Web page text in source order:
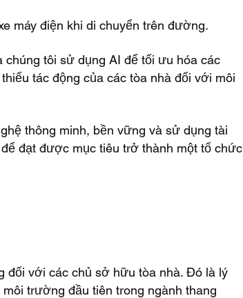
máy điện khi di chuyển trên đường.
chúng tôi sử dụng AI để tối ưu hóa các
tác động của các tòa nhà đối với môi
thông minh, bền vững và sử dụng tài
đạt được mục tiêu trở thành một tổ chức
đối với các chủ sở hữu tòa nhà. Đó là lý
trường đầu tiên trong ngành thang